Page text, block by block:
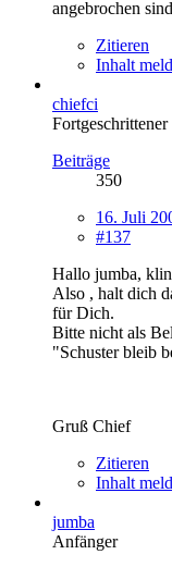
angebrochen
Zitieren
Inhalt
chiefci
Fortgeschrittener
Beiträge
350
16. Juli
#137
Hallo jumba,
Also , halt dich
für Dich.
Bitte nicht als
"Schuster bleib
Gruß Chief
Zitieren
Inhalt
jumba
Anfänger